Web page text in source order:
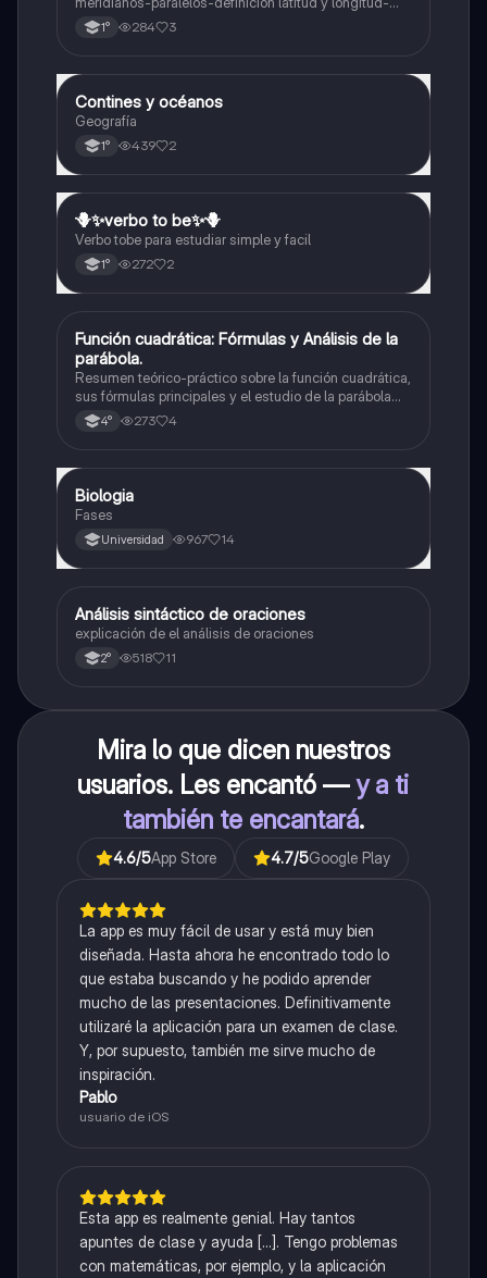
elementos del mapa-definición mapa-localización
relativa y absoluta
1° 284 3
Geografía
Contines y océanos
Geografía
1° 439 2
Inglés
🪻✨️verbo to be✨️🪻
Verbo tobe para estudiar simple y facil
1° 272 2
Matemáticas
Función cuadrática: Fórmulas y Análisis de la
parábola.
Resumen teórico-práctico sobre la función cuadrática,
sus fórmulas principales y el estudio de la parábola
como representación gráfica.Incluye desarrollo de la
forma general, cálculo de raíces, vértice y elementos
4° 273 4
Biología
Biologia
Fases
Universidad 967 14
Lengua
Análisis sintáctico de oraciones
explicación de el análisis de oraciones
2° 518 11
Mira lo que dicen nuestros
usuarios. Les encantó —y a ti
también te encantará.
4.6/5App Store 4.7/5Google Play
La app es muy fácil de usar y está muy bien
diseñada. Hasta ahora he encontrado todo lo
que estaba buscando y he podido aprender
mucho de las presentaciones. Definitivamente
utilizaré la aplicación para un examen de clase.
Y, por supuesto, también me sirve mucho de
inspiración.
Pablo
usuario de iOS
Esta app es realmente genial. Hay tantos
apuntes de clase y ayuda [...]. Tengo problemas
con matemáticas, por ejemplo, y la aplicación